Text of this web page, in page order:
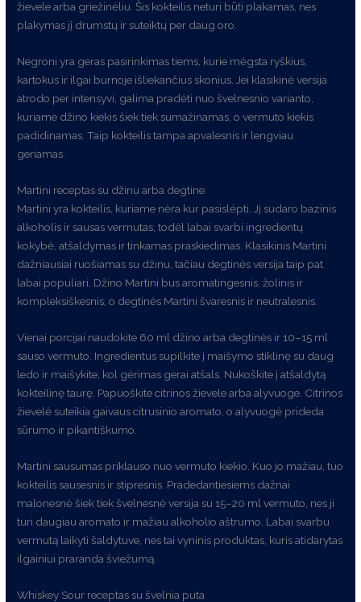
žievele arba griežinėliu. Šis kokteilis neturi būti plakamas, nes
plakymas jį drumstų ir suteiktų per daug oro.
Negroni yra geras pasirinkimas tiems, kurie mėgsta ryškius,
kartokus ir ilgai burnoje išliekančius skonius. Jei klasikinė versija
atrodo per intensyvi, galima pradėti nuo švelnesnio varianto,
kuriame džino kiekis šiek tiek sumažinamas, o vermuto kiekis
padidinamas. Taip kokteilis tampa apvalesnis ir lengviau
geriamas.
Martini receptas su džinu arba degtine
Martini yra kokteilis, kuriame nėra kur pasislėpti. Jį sudaro bazinis
alkoholis ir sausas vermutas, todėl labai svarbi ingredientų
kokybė, atšaldymas ir tinkamas praskiedimas. Klasikinis Martini
dažniausiai ruošiamas su džinu, tačiau degtinės versija taip pat
labai populiari. Džino Martini bus aromatingesnis, žolinis ir
kompleksiškesnis, o degtinės Martini švaresnis ir neutralesnis.
Vienai porcijai naudokite 60 ml džino arba degtinės ir 10–15 ml
sauso vermuto. Ingredientus supilkite į maišymo stiklinę su daug
ledo ir maišykite, kol gėrimas gerai atšals. Nukoškite į atšaldytą
kokteilinę taurę. Papuoškite citrinos žievele arba alyvuoge. Citrinos
žievelė suteikia gaivaus citrusinio aromato, o alyvuogė prideda
sūrumo ir pikantiškumo.
Martini sausumas priklauso nuo vermuto kiekio. Kuo jo mažiau, tuo
kokteilis sausesnis ir stipresnis. Pradedantiesiems dažnai
malonesnė šiek tiek švelnesnė versija su 15–20 ml vermuto, nes ji
turi daugiau aromato ir mažiau alkoholio aštrumo. Labai svarbu
vermutą laikyti šaldytuve, nes tai vyninis produktas, kuris atidarytas
ilgainiui praranda šviežumą.
Whiskey Sour receptas su švelnia puta